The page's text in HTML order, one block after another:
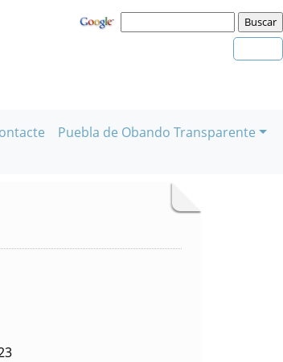
Puebla de Obando Transparente